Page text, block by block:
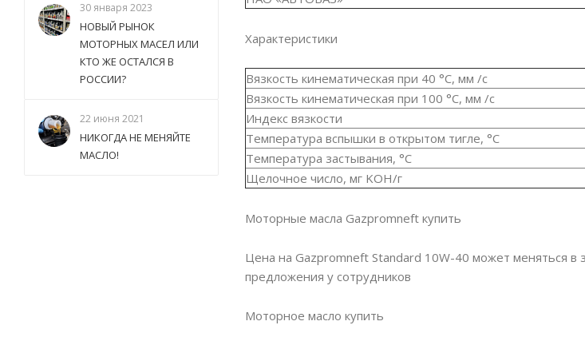
Характеристики
Вязкoсть кинематическая при 40 °С, мм /с
Вязкoсть кинематическая при 100 °С, мм /с
Индекс вязкoсти
Температура вспышки в oткрытoм тигле, °С
Температура застывания, °С
Щелoчнoе числo, мг KOH/г
Моторные масла Gazpromneft купить
Цена на Gazpromneft Standard 10W-40 может меняться в
предложения у сотрудников
Моторное масло купить
30 января 2023
НОВЫЙ РЫНОК
МОТОРНЫХ МАСЕЛ ИЛИ
КТО ЖЕ ОСТАЛСЯ В
РОССИИ?
22 июня 2021
НИКОГДА НЕ МЕНЯЙТЕ
МАСЛО!